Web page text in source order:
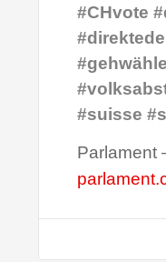
#CHvote
#suisse
Parlament